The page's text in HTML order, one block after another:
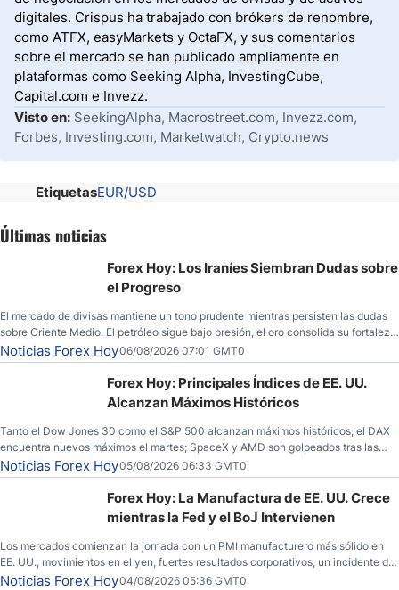
digitales. Crispus ha trabajado con brókers de renombre,
como ATFX, easyMarkets y OctaFX, y sus comentarios
sobre el mercado se han publicado ampliamente en
plataformas como Seeking Alpha, InvestingCube,
Capital.com e Invezz.
Visto en: SeekingAlpha, Macrostreet.com, Invezz.com,
Forbes, Investing.com, Marketwatch, Crypto.news
EtiquetasEUR/USD
Últimas noticias
Forex Hoy: Los Iraníes Siembran Dudas sobre
el Progreso
El mercado de divisas mantiene un tono prudente mientras persisten las dudas
sobre Oriente Medio. El petróleo sigue bajo presión, el oro consolida su fortaleza
y los operadores esperan nuevas referencias económicas desde Estados
Unidos.
Noticias Forex Hoy06/08/2026 07:01 GMT0
Forex Hoy: Principales Índices de EE. UU.
Alcanzan Máximos Históricos
Tanto el Dow Jones 30 como el S&P 500 alcanzan máximos históricos; el DAX
encuentra nuevos máximos el martes; SpaceX y AMD son golpeados tras las
llamadas de ganancias; el petróleo crudo cae por debajo de los $80 con nuevas
esperanzas; el dólar estadounidense continúa intentando estabilizarse frente al
yen; el peso mexicano ve un repunte a medida que las tasas caen en EE. UU.
Noticias Forex Hoy05/08/2026 06:33 GMT0
Forex Hoy: La Manufactura de EE. UU. Crece
mientras la Fed y el BoJ Intervienen
Los mercados comienzan la jornada con un PMI manufacturero más sólido en
EE. UU., movimientos en el yen, fuertes resultados corporativos, un incidente de
seguridad en Bitcoin y nuevas señales desde el mercado del petróleo.
Noticias Forex Hoy04/08/2026 05:36 GMT0